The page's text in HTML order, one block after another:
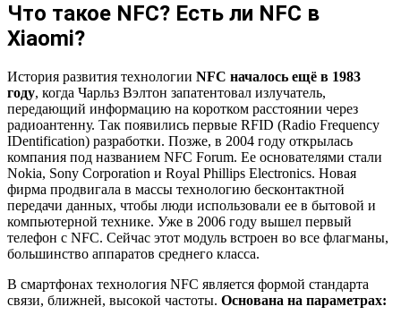
Что такое NFC? Есть ли NFC в
Xiaomi?
История развития технологии NFC началось ещё в 1983
году, когда Чарльз Вэлтон запатентовал излучатель,
передающий информацию на коротком расстоянии через
радиоантенну. Так появились первые RFID (Radio Frequency
IDentification) разработки. Позже, в 2004 году открылась
компания под названием NFC Forum. Ее основателями стали
Nokia, Sony Corporation и Royal Phillips Electronics. Новая
фирма продвигала в массы технологию бесконтактной
передачи данных, чтобы люди использовали ее в бытовой и
компьютерной технике. Уже в 2006 году вышел первый
телефон с NFC. Сейчас этот модуль встроен во все флагманы,
большинство аппаратов среднего класса.
В смартфонах технология NFC является формой стандарта
связи, ближней, высокой частоты. Основана на параметрах: